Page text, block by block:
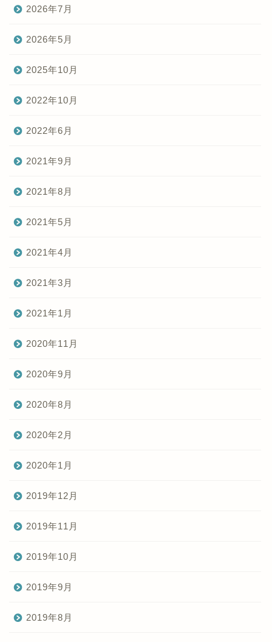
2026年7月
2026年5月
2025年10月
2022年10月
2022年6月
2021年9月
2021年8月
2021年5月
2021年4月
2021年3月
2021年1月
2020年11月
2020年9月
2020年8月
2020年2月
2020年1月
2019年12月
2019年11月
2019年10月
2019年9月
2019年8月